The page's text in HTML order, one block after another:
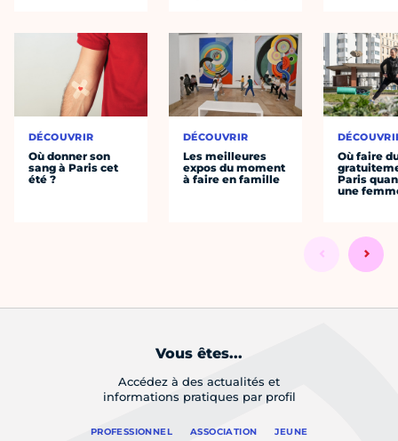
DÉCOUVRIR
Où donner son
sang à Paris cet
été ?
DÉCOUVRIR
Les meilleures
expos du moment
à faire en famille
Où faire
Paris
une
Vous êtes...
Accédez à des actualités et
informations pratiques par profil
PROFESSIONNEL ASSOCIATION JEUNE